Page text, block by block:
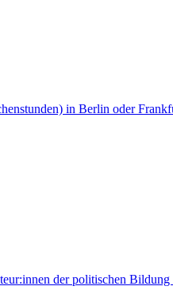
in Berlin oder
der politischen